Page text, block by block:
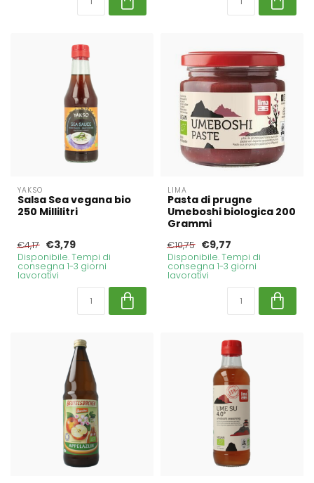
YAKSO
Salsa Sea vegana bio
250 Millilitri
€4,17 €3,79
Disponibile. Tempi di
consegna 1-3 giorni
lavorativi
LIMA
Pasta di prugne
Umeboshi biologica 200
Grammi
€10,75 €9,77
Disponibile. Tempi di
consegna 1-3 giorni
lavorativi